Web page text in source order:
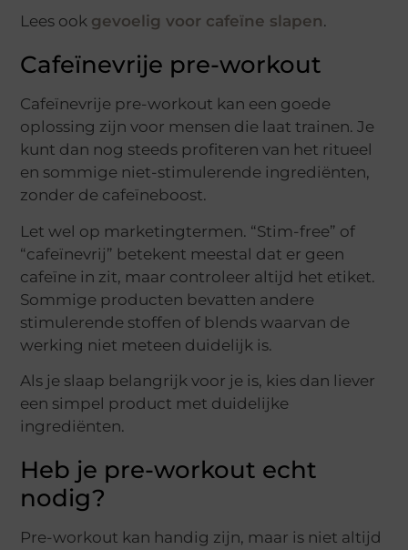
Lees ook gevoelig voor cafeïne slapen.
Cafeïnevrije pre-workout
Cafeïnevrije pre-workout kan een goede
oplossing zijn voor mensen die laat trainen. Je
kunt dan nog steeds profiteren van het ritueel
en sommige niet-stimulerende ingrediënten,
zonder de cafeïneboost.
Let wel op marketingtermen. “Stim-free” of
“cafeïnevrij” betekent meestal dat er geen
cafeïne in zit, maar controleer altijd het etiket.
Sommige producten bevatten andere
stimulerende stoffen of blends waarvan de
werking niet meteen duidelijk is.
Als je slaap belangrijk voor je is, kies dan liever
een simpel product met duidelijke
ingrediënten.
Heb je pre-workout echt
nodig?
Pre-workout kan handig zijn, maar is niet altijd